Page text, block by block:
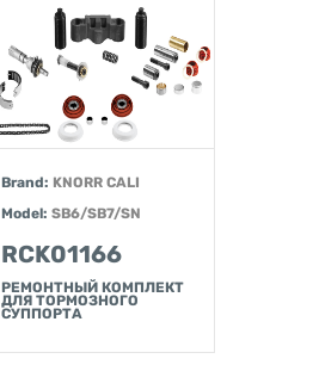
Brand: KNORR CALI
Model: SB6/SB7/SN
RCK01166
РЕМОНТНЫЙ КОМПЛЕКТ
ДЛЯ ТОРМОЗНОГО
СУППОРТА